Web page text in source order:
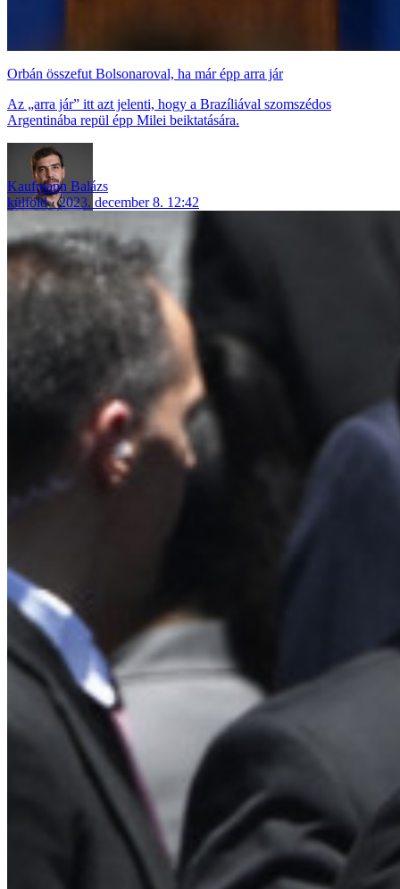
Orbán összefut Bolsonaroval, ha már épp arra jár
Az „arra jár” itt azt jelenti, hogy a Brazíliával szomszédos
Argentinába repül épp Milei beiktatására.
Kaufmann Balázs
külföld
2023. december 8. 12:42